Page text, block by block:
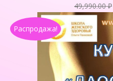
49,990.00₽
Распродажа!